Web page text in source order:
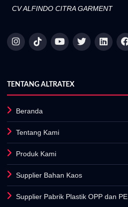
CV ALFINDO CITRA GARMENT
TENTANG ALTRATEX
Beranda
Tentang Kami
Produk Kami
Supplier Bahan Kaos
Supplier Pabrik Plastik OPP dan PE